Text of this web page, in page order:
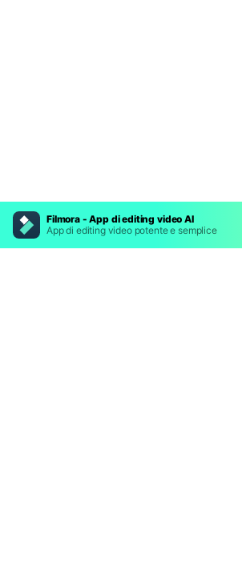
Filmora - App di editing video AI
App di editing video potente e semplice